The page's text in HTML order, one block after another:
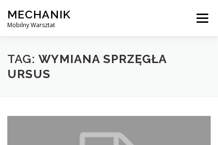
content
MECHANIK
Mobilny Warsztat
Menu
MOBILNY MECHANIK ELEKTRYK SAMOCHODOWY
TAG: WYMIANA SPRZĘGŁA
URSUS